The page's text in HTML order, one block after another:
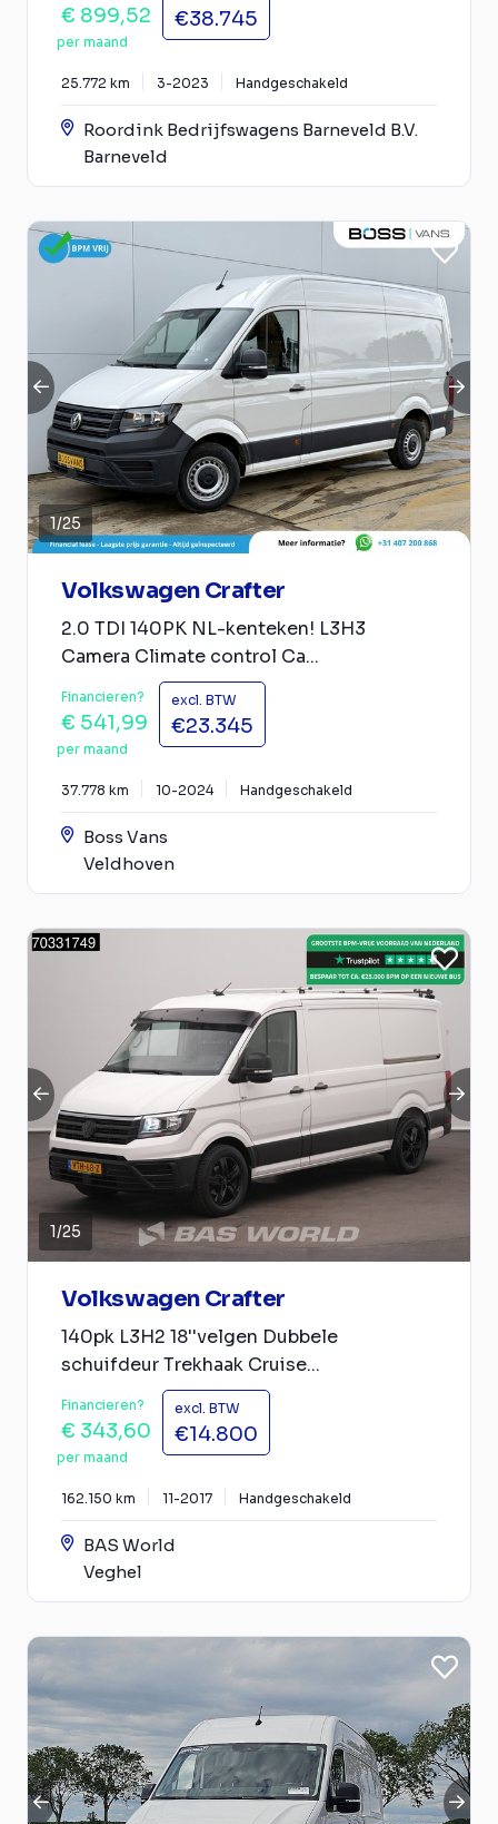
€ 899,52
per maand
€38.745
25.772 km 3-2023 Handgeschakeld
Roordink Bedrijfswagens Barneveld B.V.
Barneveld
1/25
Volkswagen Crafter
2.0 TDI 140PK NL-kenteken! L3H3
Camera Climate control Ca...
Financieren?
€ 541,99
per maand
excl. BTW
€23.345
37.778 km 10-2024 Handgeschakeld
Boss Vans
Veldhoven
1/25
Volkswagen Crafter
140pk L3H2 18''velgen Dubbele
schuifdeur Trekhaak Cruise...
Financieren?
€ 343,60
per maand
excl. BTW
€14.800
162.150 km 11-2017 Handgeschakeld
BAS World
Veghel